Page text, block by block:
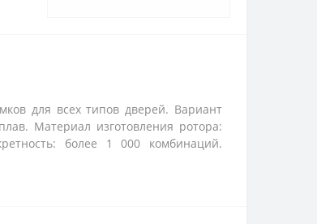
для всех типов дверей. Вариант
Материал изготовления ротора:
более 1 000 комбинаций.